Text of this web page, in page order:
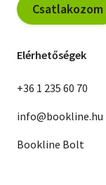
Csatlakozom
Elérhetőségek
+36 1 235 60 70
info@bookline.hu
Bookline Bolt